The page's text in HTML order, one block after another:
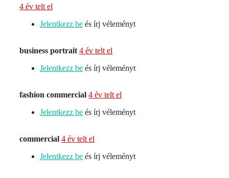
4 év telt el
Jelentkezz be és írj véleményt
business portrait 4 év telt el
Jelentkezz be és írj véleményt
fashion commercial 4 év telt el
Jelentkezz be és írj véleményt
commercial 4 év telt el
Jelentkezz be és írj véleményt